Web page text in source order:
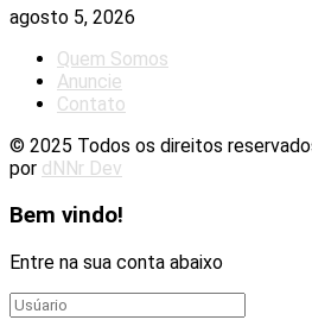
agosto 5, 2026
Quem Somos
Anuncie
Contato
© 2025 Todos os direitos
por dNNr Dev
Bem vindo!
Entre na sua conta abaixo